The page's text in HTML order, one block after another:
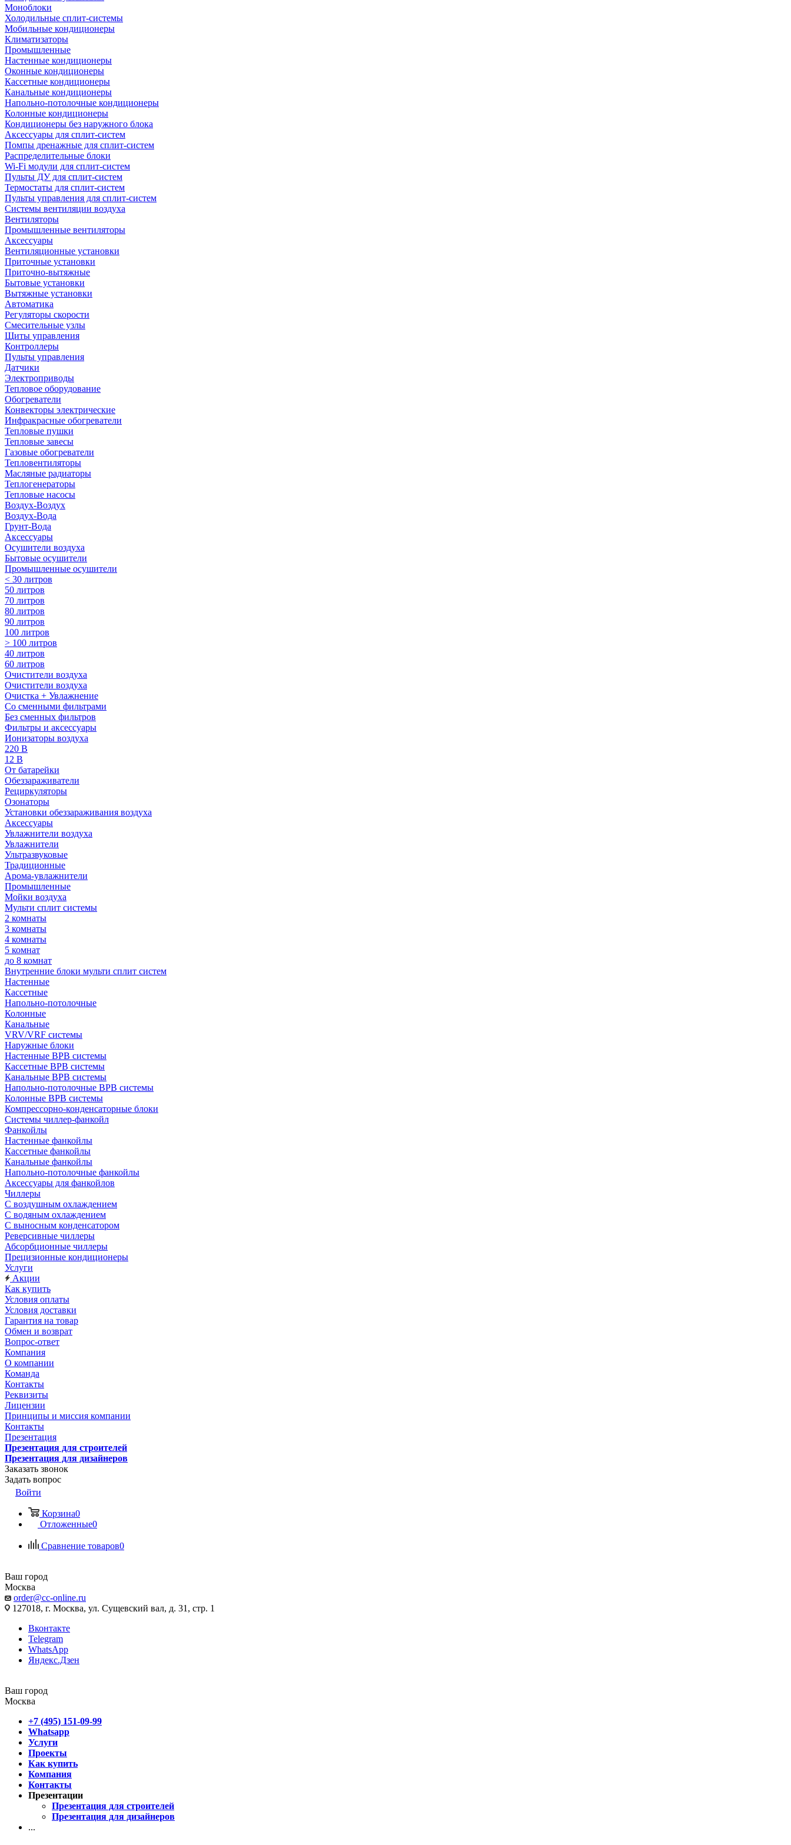
Моноблоки
Холодильные сплит-системы
Мобильные кондиционеры
Климатизаторы
Промышленные
Настенные кондиционеры
Оконные кондиционеры
Кассетные кондиционеры
Канальные кондиционеры
Напольно-потолочные кондиционеры
Колонные кондиционеры
Кондиционеры без наружного блока
Аксессуары для сплит-систем
Помпы дренажные для сплит-систем
Распределительные блоки
Wi-Fi модули для сплит-систем
Пульты ДУ для сплит-систем
Термостаты для сплит-систем
Пульты управления для сплит-систем
Системы вентиляции воздуха
Вентиляторы
Промышленные вентиляторы
Аксессуары
Вентиляционные установки
Приточные установки
Приточно-вытяжные
Бытовые установки
Вытяжные установки
Автоматика
Регуляторы скорости
Смесительные узлы
Щиты управления
Контроллеры
Пульты управления
Датчики
Электроприводы
Тепловое оборудование
Обогреватели
Конвекторы электрические
Инфракрасные обогреватели
Тепловые пушки
Тепловые завесы
Газовые обогреватели
Тепловентиляторы
Масляные радиаторы
Теплогенераторы
Тепловые насосы
Воздух-Воздух
Воздух-Вода
Грунт-Вода
Аксессуары
Осушители воздуха
Бытовые осушители
Промышленные осушители
< 30 литров
50 литров
70 литров
80 литров
90 литров
100 литров
> 100 литров
40 литров
60 литров
Очистители воздуха
Очистители воздуха
Очистка + Увлажнение
Cо сменными фильтрами
Без сменных фильтров
Фильтры и аксессуары
Ионизаторы воздуха
220 В
12 В
От батарейки
Обеззараживатели
Рециркуляторы
Озонаторы
Установки обеззараживания воздуха
Аксессуары
Увлажнители воздуха
Увлажнители
Ультразвуковые
Традиционные
Арома-увлажнители
Промышленные
Мойки воздуха
Мульти сплит системы
2 комнаты
3 комнаты
4 комнаты
5 комнат
до 8 комнат
Внутренние блоки мульти сплит систем
Настенные
Кассетные
Напольно-потолочные
Колонные
Канальные
VRV/VRF системы
Наружные блоки
Настенные ВРВ системы
Кассетные ВРВ системы
Канальные ВРВ системы
Напольно-потолочные ВРВ системы
Колонные ВРВ системы
Компрессорно-конденсаторные блоки
Системы чиллер-фанкойл
Фанкойлы
Настенные фанкойлы
Кассетные фанкойлы
Канальные фанкойлы
Напольно-потолочные фанкойлы
Аксессуары для фанкойлов
Чиллеры
С воздушным охлаждением
С водяным охлаждением
С выносным конденсатором
Реверсивные чиллеры
Абсорбционные чиллеры
Прецизионные кондиционеры
Услуги
Акции
Как купить
Условия оплаты
Условия доставки
Гарантия на товар
Обмен и возврат
Вопрос-ответ
Компания
О компании
Команда
Контакты
Реквизиты
Лицензии
Принципы и миссия компании
Контакты
Презентация
Презентация для строителей
Презентация для дизайнеров
Заказать звонок
Задать вопрос
Войти
Корзина0
Отложенные0
Сравнение товаров0
Ваш город
Москва
order@cc-online.ru
127018, г. Москва, ул. Сущевский вал, д. 31, стр. 1
Вконтакте
Telegram
WhatsApp
Яндекс.Дзен
Ваш город
Москва
+7 (495) 151-09-99
Whatsapp
Услуги
Проекты
Как купить
Компания
Контакты
Презентации
Презентация для строителей
Презентация для дизайнеров
...